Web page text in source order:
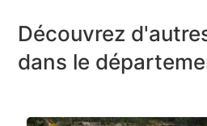
Découvrez
dans le